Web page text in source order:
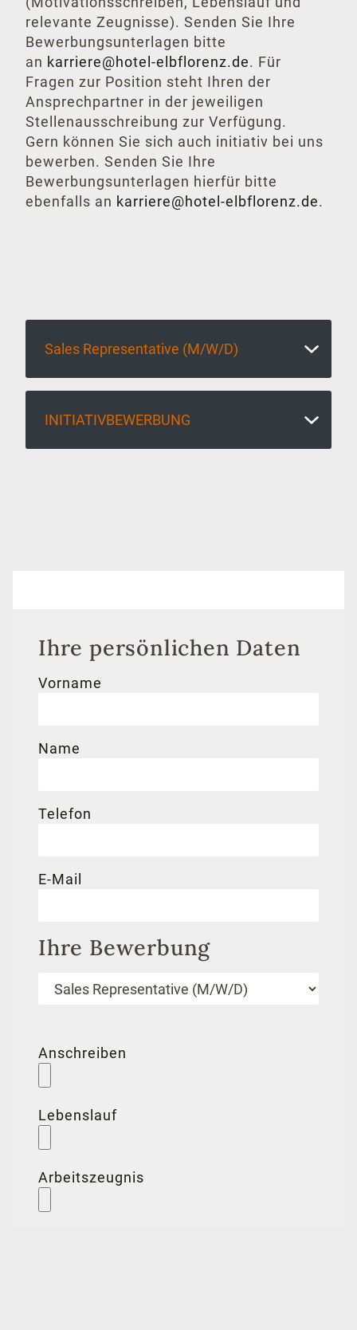
Weitere Standorte
Hotel Schillerhof Weimar
Clipper Boardinghouses
relevante Zeugnisse). Senden Sie Ihre
Bewerbungsunterlagen bitte
an karriere@hotel-elbflorenz.de. Für
Fragen zur Position steht Ihren der
Ansprechpartner in der jeweiligen
Stellenausschreibung zur Verfügung.
Gern können Sie sich auch initiativ bei uns
bewerben. Senden Sie Ihre
Bewerbungsunterlagen hierfür bitte
ebenfalls an karriere@hotel-elbflorenz.de.
Sales Representative (M/W/D)
INITIATIVBEWERBUNG
Ihre persönlichen Daten
Vorname
Name
Telefon
E-Mail
Ihre Bewerbung
Anschreiben
Lebenslauf
Arbeitszeugnis